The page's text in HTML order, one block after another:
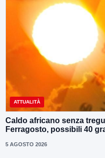
ATTUALITÀ
Caldo africano senza
Ferragosto, possibili 40
5 AGOSTO 2026